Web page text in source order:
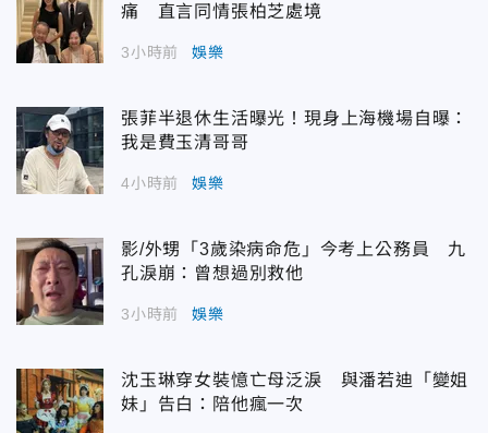
痛 直言同情張柏芝處境
3小時前 娛樂
張菲半退休生活曝光！現身上海機場自曝：
我是費玉清哥哥
4小時前 娛樂
影/外甥「3歲染病命危」今考上公務員 九
孔淚崩：曾想過別救他
3小時前 娛樂
沈玉琳穿女裝憶亡母泛淚 與潘若迪「變姐
妹」告白：陪他瘋一次